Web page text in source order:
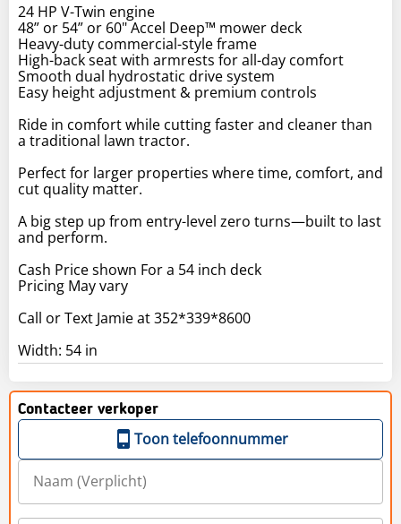
24 HP V-Twin engine
48” or 54” or 60" Accel Deep™ mower deck
Heavy-duty commercial-style frame
High-back seat with armrests for all-day comfort
Smooth dual hydrostatic drive system
Easy height adjustment & premium controls
Ride in comfort while cutting faster and cleaner than
a traditional lawn tractor.
Perfect for larger properties where time, comfort, and
cut quality matter.
A big step up from entry-level zero turns—built to last
and perform.
Cash Price shown For a 54 inch deck
Pricing May vary
Call or Text Jamie at 352*339*8600
Width: 54 in
Contacteer verkoper
Toon telefoonnummer